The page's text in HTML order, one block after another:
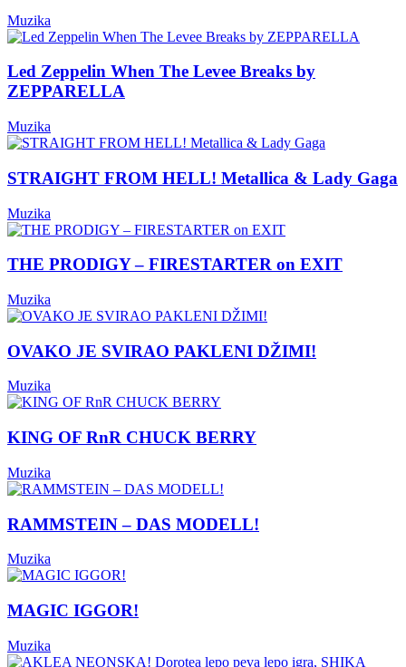
Muzika
Led Zeppelin When The Levee Breaks by
ZEPPARELLA
Muzika
STRAIGHT FROM HELL! Metallica & Lady Gaga
Muzika
THE PRODIGY – FIRESTARTER on EXIT
Muzika
OVAKO JE SVIRAO PAKLENI DŽIMI!
Muzika
KING OF RnR CHUCK BERRY
Muzika
RAMMSTEIN – DAS MODELL!
Muzika
MAGIC IGGOR!
Muzika